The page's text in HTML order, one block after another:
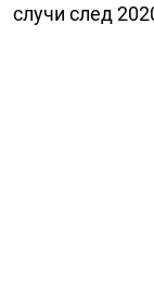
случи след